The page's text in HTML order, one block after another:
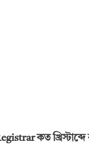
কত খ্রিস্টাব্দে